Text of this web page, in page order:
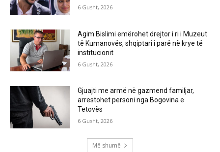
6 Gusht, 2026
Agim Bislimi emërohet drejtor i ri i Muzeut
të Kumanovës, shqiptari i parë në krye të
institucionit
6 Gusht, 2026
Gjuajti me armë në gazmend familjar,
arrestohet personi nga Bogovina e
Tetovës
6 Gusht, 2026
Më shumë